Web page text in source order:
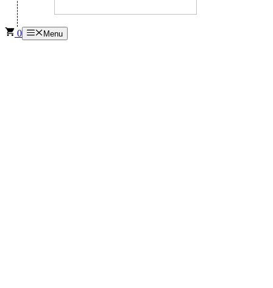
0 Menu